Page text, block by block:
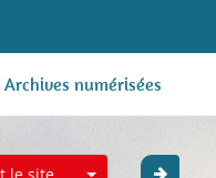
Archives numérisées
le site